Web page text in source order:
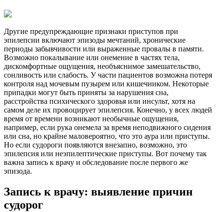
Другие предупреждающие признаки приступов при
эпилепсии включают эпизоды мечтаний, хронические
периоды забывчивости или выраженные провалы в памяти.
Возможно покалывание или онемение в частях тела,
дискомфортные ощущения, необъяснимое замешательство,
сонливость или слабость. У части пациентов возможна потеря
контроля над мочевым пузырем или кишечником. Некоторые
припадки могут быть приняты за нарушения сна,
расстройства психического здоровья или инсульт, хотя на
самом деле их провоцирует эпилепсия. Конечно, у всех людей
время от времени возникают необычные ощущения,
например, если рука онемела за время неподвижного сидения
или сна, но крайне маловероятно, что это аура или приступы.
Но если судороги появляются внезапно, возможно, это
эпилепсия или неэпилептические приступы. Вот почему так
важна запись к врачу и обследование после первого же
эпизода.
Запись к врачу: выявление причин
судорог